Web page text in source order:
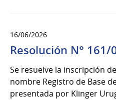
16/06/2026
Resolución N°
Se resuelve la inscripción
nombre Registro de Base
presentada por Klinger